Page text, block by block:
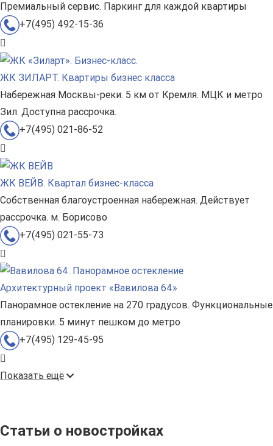
Премиальный сервис. Паркинг для каждой квартиры
+7(495) 492-15-36
ЖК ЗИЛАРТ. Квартиры бизнес класса
Набережная Москвы-реки. 5 км от Кремля. МЦК и метро
Зил. Доступна рассрочка.
+7(495) 021-86-52
ЖК ВЕЙВ. Квартал бизнес-класса
Собственная благоустроенная набережная. Действует
рассрочка. м. Борисово
+7(495) 021-55-73
Архитектурный проект «Вавилова 64»
Панорамное остекление на 270 градусов. Функциональные
планировки. 5 минут пешком до метро
+7(495) 129-45-95
Показать ещё
Статьи о новостройках